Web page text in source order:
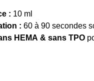
: 10 ml
: 60 à 90 secondes
HEMA & sans TPO